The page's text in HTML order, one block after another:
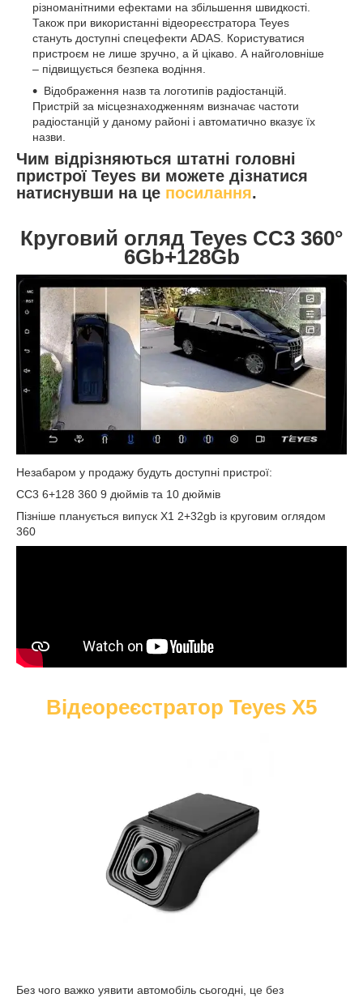
різноманітними ефектами на збільшення швидкості.
Також при використанні відеореєстратора Teyes
стануть доступні спецефекти ADAS. Користуватися
пристроєм не лише зручно, а й цікаво. А найголовніше
– підвищується безпека водіння.
Відображення назв та логотипів радіостанцій.
Пристрій за місцезнаходженням визначає частоти
радіостанцій у даному районі і автоматично вказує їх
назви.
Чим відрізняються штатні головні
пристрої Teyes ви можете дізнатися
натиснувши на це посилання.
Круговий огляд Teyes CC3 360°
6Gb+128Gb
Незабаром у продажу будуть доступні пристрої:
CC3 6+128 360 9 дюймів та 10 дюймів
Пізніше планується випуск X1 2+32gb із круговим оглядом
360
Відеореєстратор Teyes X5
Без чого важко уявити автомобіль сьогодні, це без